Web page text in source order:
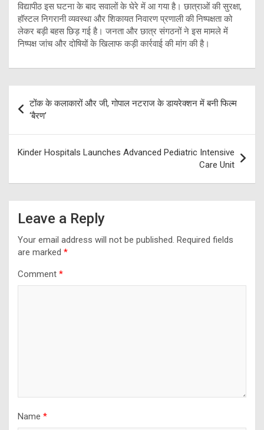
विद्यापीठ इस घटना के बाद सवालों के घेरे में आ गया है। छात्राओं की सुरक्षा,
हॉस्टल निगरानी व्यवस्था और शिकायत निवारण प्रणाली की निष्पक्षता को
लेकर बड़ी बहस छिड़ गई है। जनता और छात्र संगठनों ने इस मामले में
निष्पक्ष जांच और दोषियों के खिलाफ कड़ी कार्रवाई की मांग की है।
Post
navigation
टोंक के कलाकारों और जी, गोपाल नटराज के डायरेक्शन में बनी फिल्म
‘बैरण’
Kinder Hospitals Launches Advanced Pediatric Intensive
Care Unit
Leave a Reply
Your email address will not be published. Required fields
are marked *
Comment *
Name *